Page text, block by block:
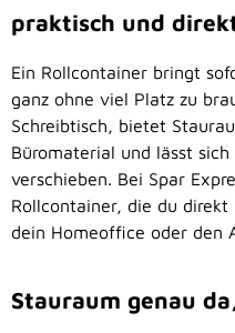
praktisch und
Ein Rollcontainer bringt
ganz ohne viel Platz zu
Schreibtisch, bietet
Büromaterial und lässt
verschieben. Bei Spar
Rollcontainer, die du
dein Homeoffice oder den
Stauraum genau